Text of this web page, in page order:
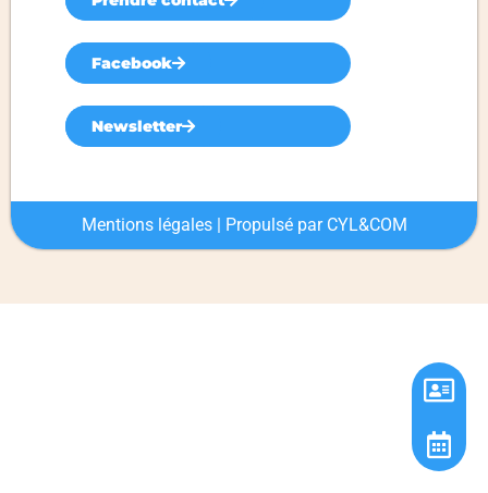
Facebook
Newsletter
Mentions légales| Propulsé par CYL&COM